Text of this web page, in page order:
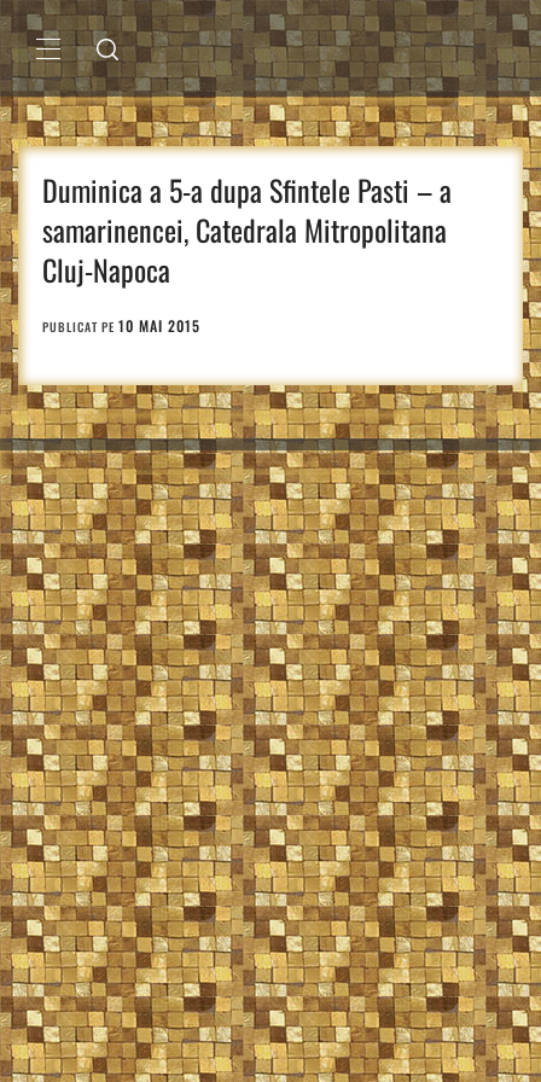
Sari
la
conținutMENIU
PRINCIPAL
Duminica a 5-a dupa Sfintele Pasti – a
samarinencei, Catedrala Mitropolitana
Cluj-Napoca
PUBLICAT PE 10 MAI 2015